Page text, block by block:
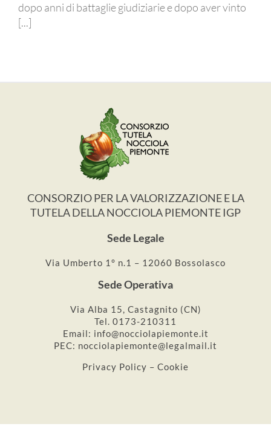
dopo anni di battaglie giudiziarie e dopo aver vinto
[...]
CONSORZIO PER LA VALORIZZAZIONE E LA
TUTELA DELLA NOCCIOLA PIEMONTE IGP
Sede Legale
Via Umberto 1° n.1 – 12060 Bossolasco
Sede Operativa
Via Alba 15, Castagnito (CN)
Tel. 0173-210311
Email: info@nocciolapiemonte.it
PEC: nocciolapiemonte@legalmail.it
Privacy Policy – Cookie